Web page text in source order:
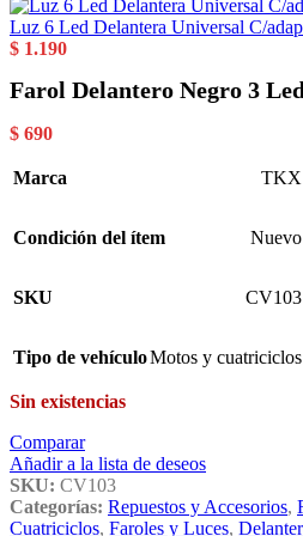
Luz 6 Led Delantera Universal C/
$ 1.190
Farol Delantero Negro 3
$ 690
Marca TKX
Condición del ítem Nuevo
SKU CV103
Tipo de vehículoMotos y cuatriciclos
Sin existencias
Comparar
Añadir a la lista de deseos
SKU: CV103
Categorías: Repuestos y Accesorios,
Cuatriciclos, Faroles y Luces,